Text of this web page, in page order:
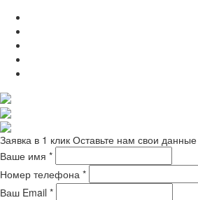
Заявка в 1 клик Оставьте нам свои
Ваше имя *
Номер телефона *
Ваш Email *